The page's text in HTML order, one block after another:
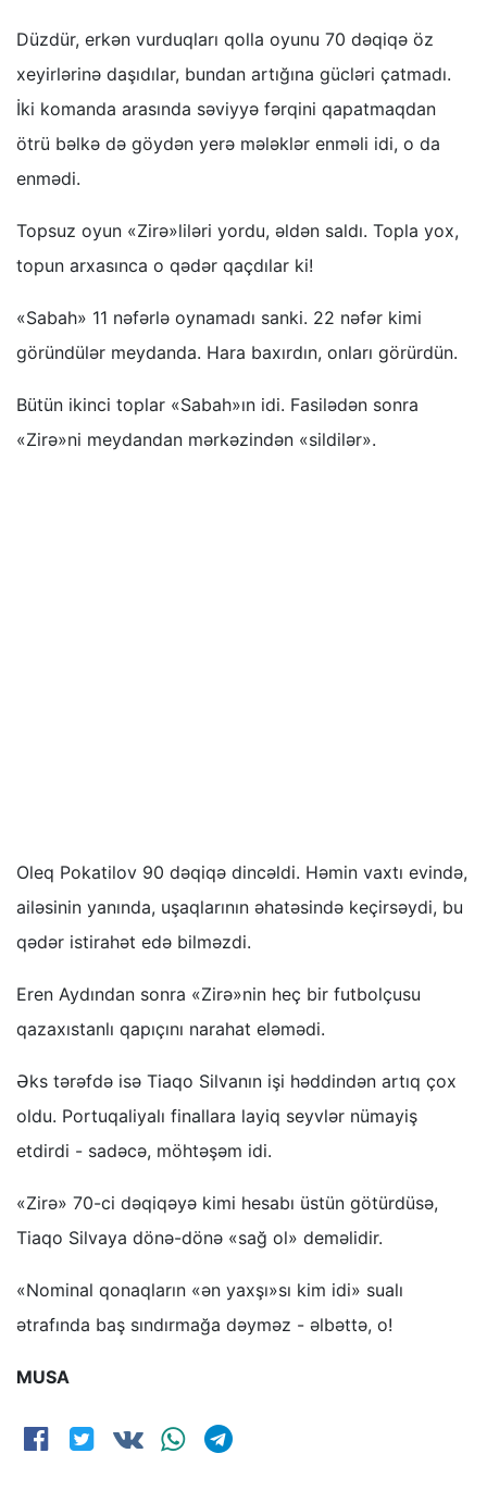
Düzdür, erkən vurduqları qolla oyunu 70 dəqiqə öz
xeyirlərinə daşıdılar, bundan artığına gücləri çatmadı.
İki komanda arasında səviyyə fərqini qapatmaqdan
ötrü bəlkə də göydən yerə mələklər enməli idi, o da
enmədi.
Topsuz oyun «Zirə»liləri yordu, əldən saldı. Topla yox,
topun arxasınca o qədər qaçdılar ki!
«Sabah» 11 nəfərlə oynamadı sanki. 22 nəfər kimi
göründülər meydanda. Hara baxırdın, onları görürdün.
Bütün ikinci toplar «Sabah»ın idi. Fasilədən sonra
«Zirə»ni meydandan mərkəzindən «sildilər».
Oleq Pokatilov 90 dəqiqə dincəldi. Həmin vaxtı evində,
ailəsinin yanında, uşaqlarının əhatəsində keçirsəydi, bu
qədər istirahət edə bilməzdi.
Eren Aydından sonra «Zirə»nin heç bir futbolçusu
qazaxıstanlı qapıçını narahat eləmədi.
Əks tərəfdə isə Tiaqo Silvanın işi həddindən artıq çox
oldu. Portuqaliyalı finallara layiq seyvlər nümayiş
etdirdi - sadəcə, möhtəşəm idi.
«Zirə» 70-ci dəqiqəyə kimi hesabı üstün götürdüsə,
Tiaqo Silvaya dönə-dönə «sağ ol» deməlidir.
«Nominal qonaqların «ən yaxşı»sı kim idi» sualı
ətrafında baş sındırmağa dəyməz - əlbəttə, o!
MUSA